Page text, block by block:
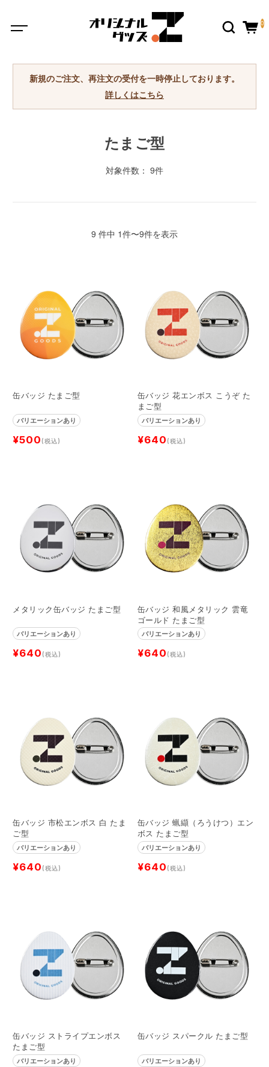
0
新規のご注文、再注文の受付を一時停止しております。
詳しくはこちら
たまご型
対象件数： 9件
9 件中 1件〜9件を表示
缶バッジ たまご型
バリエーションあり
¥500(税込)
缶バッジ 花エンボス こうぞ た
まご型
バリエーションあり
¥640(税込)
メタリック缶バッジ たまご型
バリエーションあり
¥640(税込)
缶バッジ 和風メタリック 雲竜
ゴールド たまご型
バリエーションあり
¥640(税込)
缶バッジ 市松エンボス 白 たま
ご型
バリエーションあり
¥640(税込)
缶バッジ 蝋纈（ろうけつ）エン
ボス たまご型
バリエーションあり
¥640(税込)
缶バッジ ストライプエンボス
たまご型
バリエーションあり
缶バッジ スパークル たまご型
バリエーションあり